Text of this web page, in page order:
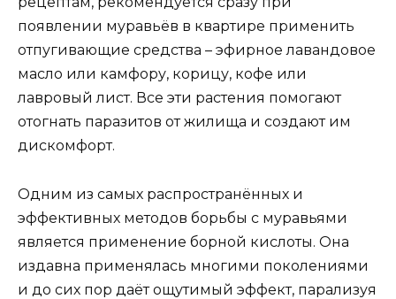
появлении муравьёв в квартире применить
отпугивающие средства – эфирное лавандовое
масло или камфору, корицу, кофе или
лавровый лист. Все эти растения помогают
отогнать паразитов от жилища и создают им
дискомфорт.
Одним из самых распространённых и
эффективных методов борьбы с муравьями
является применение борной кислоты. Она
издавна применялась многими поколениями
и до сих пор даёт ощутимый эффект, парализуя